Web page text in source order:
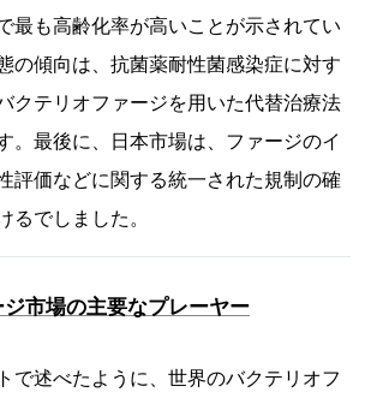
最も高齢化率が高いことが示されてい
の傾向は、抗菌薬耐性菌感染症に対す
クテリオファージを用いた代替治療法
。最後に、日本市場は、ファージのイ
評価などに関する統一された規制の確
るでしました。
市場の主要なプレーヤー
で述べたように、世界のバクテリオフ